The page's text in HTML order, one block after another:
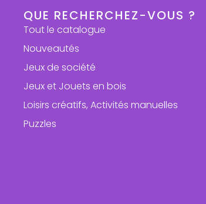
QUE RECHERCHEZ-VOUS ?
Tout le catalogue
Nouveautés
Jeux de société
Jeux et Jouets en bois
Loisirs créatifs, Activités manuelles
Puzzles